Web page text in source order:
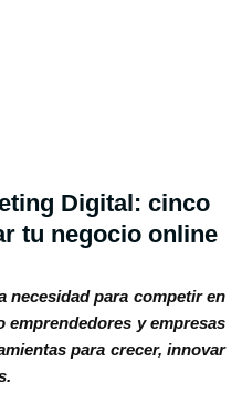
Digital: cinco
tu negocio online
necesidad para competir en
emprendedores y empresas
para crecer, innovar